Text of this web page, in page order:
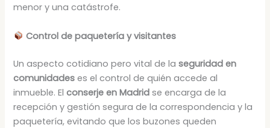
menor y una catástrofe.
Control de paquetería y visitantes
Un aspecto cotidiano pero vital de laseguridad en
comunidades es el control de quién accede al
inmueble. Elconserje en Madrid se encarga de la
recepción y gestión segura de la correspondencia y la
paquetería, evitando que los buzones queden